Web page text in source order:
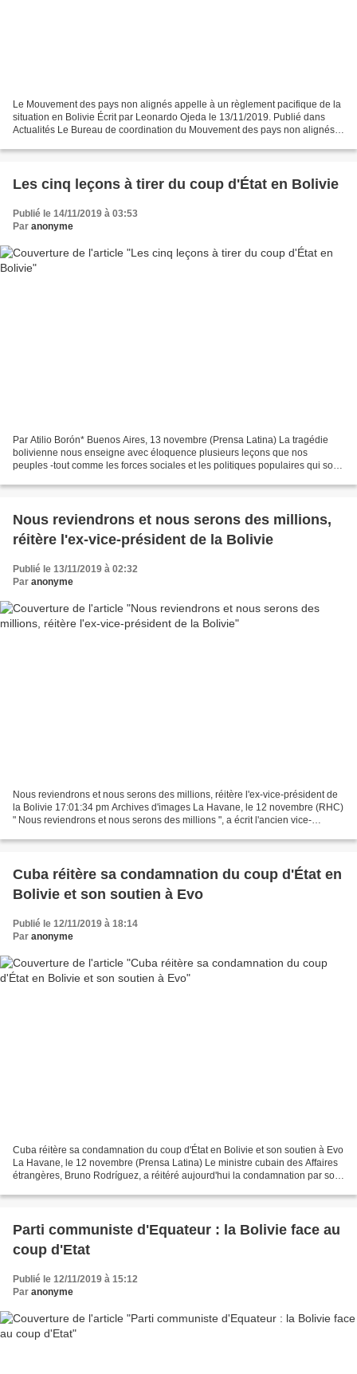
Le Mouvement des pays non alignés appelle à un règlement pacifique de la
situation en Bolivie Écrit par Leonardo Ojeda le 13/11/2019. Publié dans
Actualités Le Bureau de coordination du Mouvement des pays non alignés
Les cinq leçons à tirer du coup d'État en Bolivie
Publié le 14/11/2019 à 03:53
Par anonyme
Par Atilio Borón* Buenos Aires, 13 novembre (Prensa Latina) La tragédie
bolivienne nous enseigne avec éloquence plusieurs leçons que nos
peuples -tout comme les forces sociales et les politiques populaires qui sont
Nous reviendrons et nous serons des millions,
réitère l'ex-vice-président de la Bolivie
Publié le 13/11/2019 à 02:32
Par anonyme
Nous reviendrons et nous serons des millions, réitère l'ex-vice-président de
la Bolivie 17:01:34 pm Archives d'images La Havane, le 12 novembre (RHC)
" Nous reviendrons et nous serons des millions ", a écrit l'ancien vice-
Cuba réitère sa condamnation du coup d'État en
Bolivie et son soutien à Evo
Publié le 12/11/2019 à 18:14
Par anonyme
Cuba réitère sa condamnation du coup d'État en Bolivie et son soutien à Evo
La Havane, le 12 novembre (Prensa Latina) Le ministre cubain des Affaires
étrangères, Bruno Rodríguez, a réitéré aujourd'hui la condamnation par son
Parti communiste d'Equateur : la Bolivie face au
coup d'Etat
Publié le 12/11/2019 à 15:12
Par anonyme